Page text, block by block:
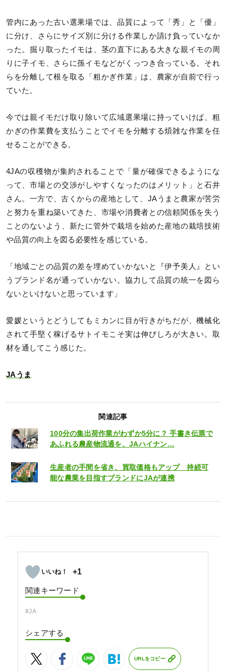
管内にあった古い選果場では、品質によって「秀」と「優」
に分け、さらにサイズ別に分ける作業しか請け負っていなか
った。掘り取ったイモは、茎の直下にある大きな親イモの周
りに子イモ、さらに孫イモなどがくっつき合っている。それ
らを分離して根を取る「粗かぎ作業」は、農家が自前で行っ
ていた。
今では親イモだけ取り除いて広域選果場に持っていけば、粗
かぎの作業費を支払うことでイモを分離する煩雑な作業を任
せることができる。
4JAの収穫物が集約されることで「量が確保できるようにな
って、市場との交渉がしやすくなったのはメリット」と石井
さん。一方で、古くからの産地として、JAうまと農家が苦労
と努力を重ね築いてきた、市場や消費者との信頼関係を失う
ことのないよう、新たに管外で栽培を始めた産地の栽培技術
や品質の向上を図る必要性を感じている。
「地域ごとの品質の差を埋めていかないと『伊予美人』とい
うブランド名が通っていかない。協力して品質の統一を図ら
ないといけないと思っています」
愛媛というとどうしてもミカンに目が行きがちだが、機械化
されて手堅く稼げるサトイモこそ実は伸びしろが大きい。取
材を通してこう感じた。
JAうま
関連記事
100分の集出荷作業がわずか5分に？ 手書き伝票で
あふれる農産物流通を、JAハイナン…
生産者の手間を省き、買取価格もアップ 持続可
能な農業を目指すブランドにJAが連携
+1
関連キーワード
#JA
シェアする
URLをコピー